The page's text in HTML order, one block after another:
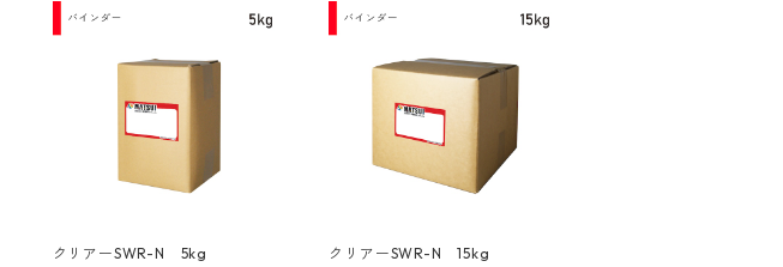
クリアーSWR-N 5kg クリアーSWR-N 15kg